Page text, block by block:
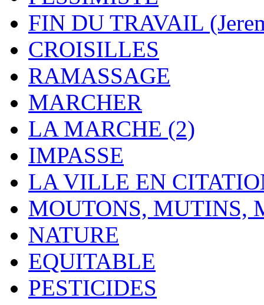
FIN DU TRAVAIL
CROISILLES
RAMASSAGE
MARCHER
LA MARCHE (2)
IMPASSE
LA VILLE EN
MOUTONS, MUTINS,
NATURE
EQUITABLE
PESTICIDES